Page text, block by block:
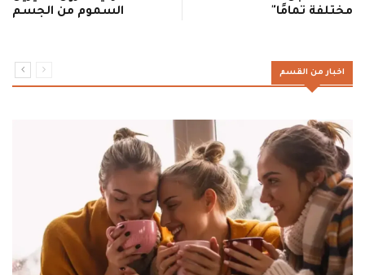
مختلفة تمامًا"
السموم من الجسم
اخبار من القسم